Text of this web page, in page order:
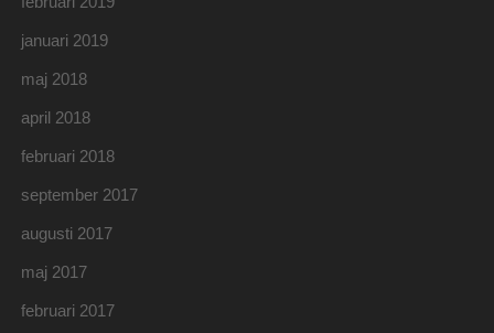
januari 2019
maj 2018
april 2018
februari 2018
september 2017
augusti 2017
maj 2017
februari 2017